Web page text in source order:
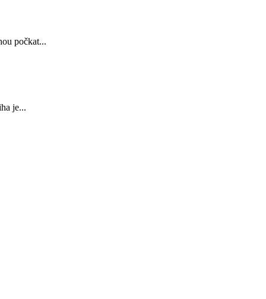
počkat...
je...